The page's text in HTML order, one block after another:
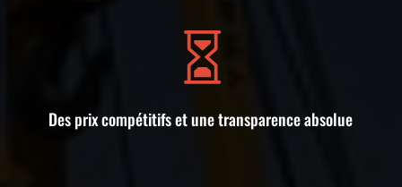

Des prix compétitifs et une transparence absolue